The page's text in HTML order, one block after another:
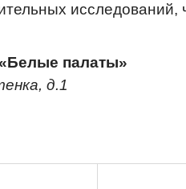
палаты»
д.1